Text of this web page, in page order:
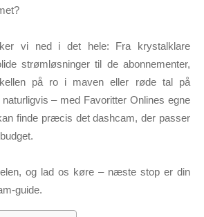
vi ned i det hele: Fra krystalklare
strøm­løsninger til de abonnementer,
på ro i maven eller røde tal på
– med Favoritter Onlines egne
finde præcis det dashcam, der passer
og lad os køre – næste stop er din
guide.